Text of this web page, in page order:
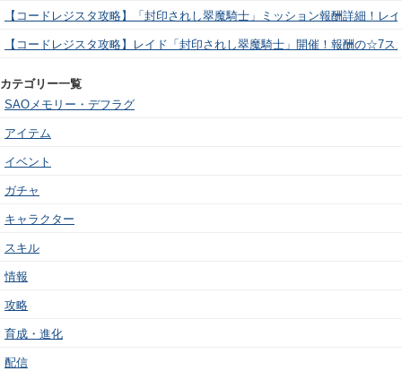
【コードレジスタ攻略】「封印されし翠魔騎士」ミッション報酬詳細！レ
【コードレジスタ攻略】レイド「封印されし翠魔騎士」開催！報酬の☆7
カテゴリー一覧
SAOメモリー・デフラグ
アイテム
イベント
ガチャ
キャラクター
スキル
情報
攻略
育成・進化
配信